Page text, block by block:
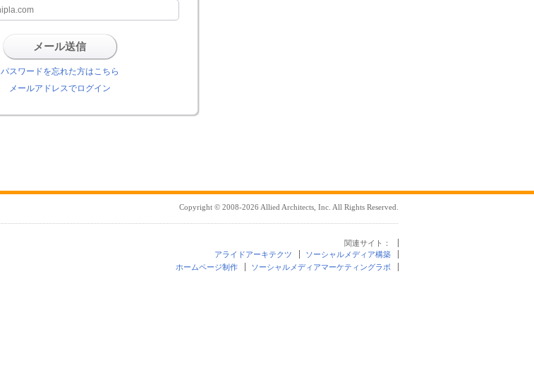
メール送信
パスワードを忘れた方はこちら
メールアドレスでログイン
Copyright © 2008-2026 Allied Architects, Inc. All Rights Reserved.
関連サイト：
アライドアーキテクツ
ソーシャルメディア構築
ホームページ制作
ソーシャルメディアマーケティングラボ